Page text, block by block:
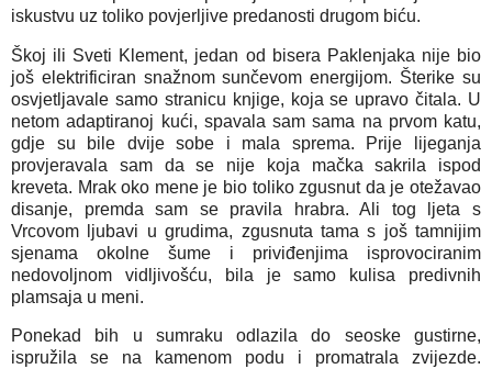
iskustvu uz toliko povjerljive predanosti drugom biću.
Škoj ili Sveti Klement, jedan od bisera Paklenjaka nije bio
još elektrificiran snažnom sunčevom energijom. Šterike su
osvjetljavale samo stranicu knjige, koja se upravo čitala. U
netom adaptiranoj kući, spavala sam sama na prvom katu,
gdje su bile dvije sobe i mala sprema. Prije lijeganja
provjeravala sam da se nije koja mačka sakrila ispod
kreveta. Mrak oko mene je bio toliko zgusnut da je otežavao
disanje, premda sam se pravila hrabra. Ali tog ljeta s
Vrcovom ljubavi u grudima, zgusnuta tama s još tamnijim
sjenama okolne šume i priviđenjima isprovociranim
nedovoljnom vidljivošću, bila je samo kulisa predivnih
plamsaja u meni.
Ponekad bih u sumraku odlazila do seoske gustirne,
ispružila se na kamenom podu i promatrala zvijezde.